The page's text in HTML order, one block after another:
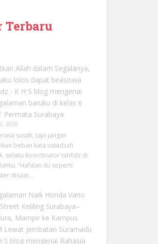
Terbaru
Allah dalam Segalanya,
lolos dapat beasiswa
- K H S blogmengenai
baruku di kelas 6
Permata Surabaya
2026
susah, tapi jangan
beban kata ustadzah
selaku koordinator tahfidz di
“Hafalan itu seperti
disaat…
Naik Honda Vario
Keliling Surabaya–
Mampir ke Kampus
Lewat Jembatan Suramadu
S blogmengenai Rahasia